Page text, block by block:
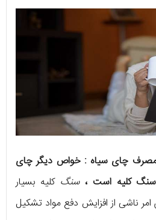
چای سیاه : خواص دیگر چای
سنگ کلیه است ،سنگ کلیه بسیار
ناشی از افزایش دفع مواد تشکیل